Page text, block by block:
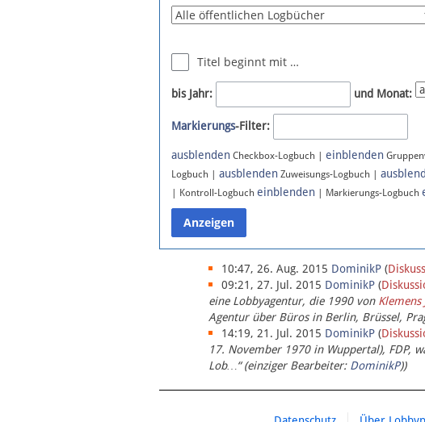
Titel beginnt mit …
bis Jahr: und Monat:
Markierungs-Filter:
ausblenden Checkbox-Logbuch | einblenden
Logbuch | ausblenden Zuweisungs-Logbuch |
| Kontroll-Logbuch einblenden | Markierungs-Logbuch
10:47, 26. Aug. 2015 DominikP (
09:21, 27. Jul. 2015 DominikP (
eine Lobbyagentur, die 1990 von Klemens
Agentur über Büros in Berlin, Brüssel,
14:19, 21. Jul. 2015 DominikP (
17. November 1970 in Wuppertal), FDP,
Lob…“ (einziger Bearbeiter: DominikP))